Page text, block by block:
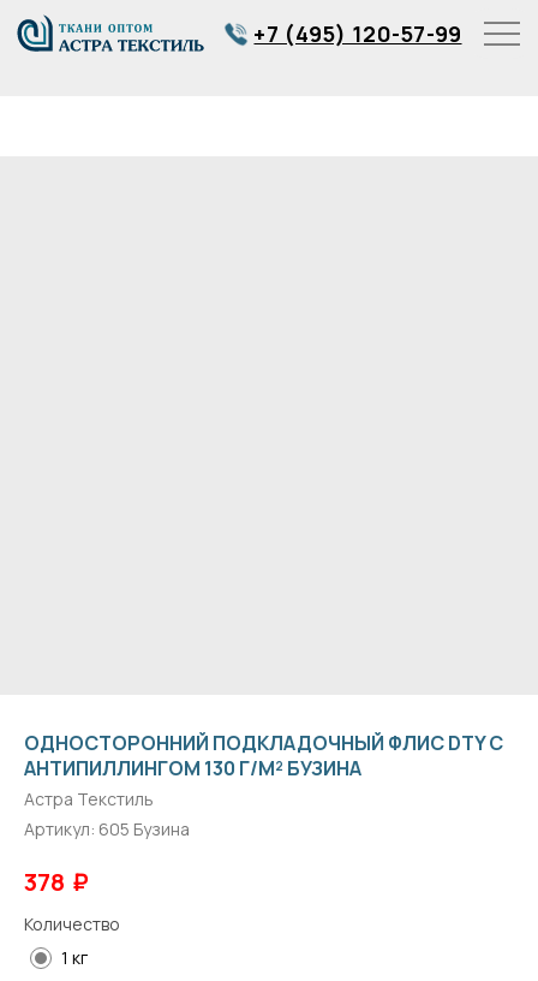
+7 (495) 120-57-99
ОДНОСТОРОННИЙ ПОДКЛАДОЧНЫЙ ФЛИС DTY С
АНТИПИЛЛИНГОМ 130 Г/М² БУЗИНА
Астра Текстиль
Артикул: 605 Бузина
378 ₽
Количество
1 кг